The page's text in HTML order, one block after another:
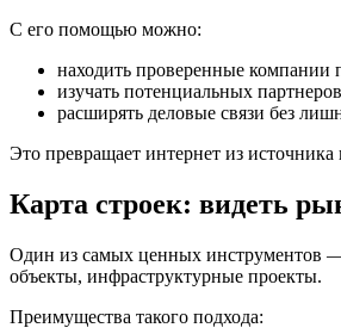
С его помощью можно:
находить проверенные компании
изучать потенциальных
расширять деловые связи без
Это превращает интернет из
Карта строек: видеть
Один из самых ценных инструментов —
объекты, инфраструктурные проекты.
Преимущества такого подхода: